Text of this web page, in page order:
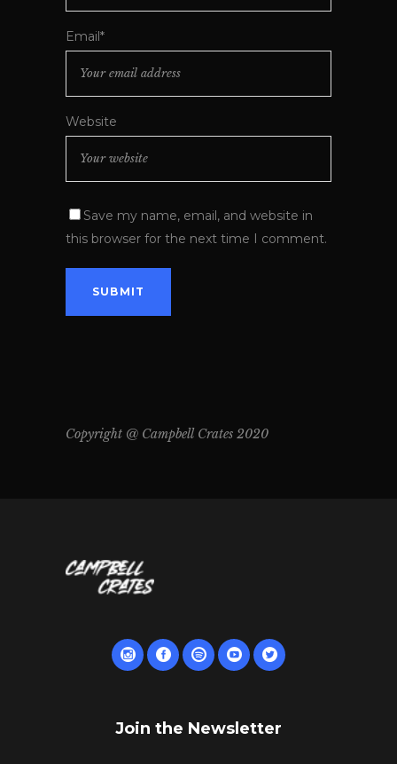
Email*
Website
Save my name, email, and website in
this browser for the next time I comment.
Copyright @ Campbell Crates 2020
Join the Newsletter